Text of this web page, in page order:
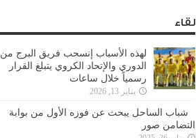
لقاء
لهذه الأسباب إنسحب فريق البرج من
الدوري والإتحاد الكروي يتبلغ القرار
رسمياً خلال ساعات
يناير 13, 2026
شباب الساحل يبحث عن فوزه الأول من بوابة
التضامن صور